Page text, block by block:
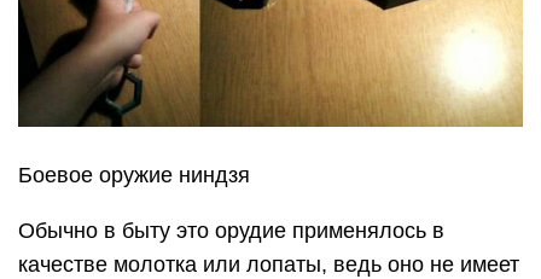
Боевое оружие ниндзя
Обычно в быту это орудие применялось в
качестве молотка или лопаты, ведь оно не имеет